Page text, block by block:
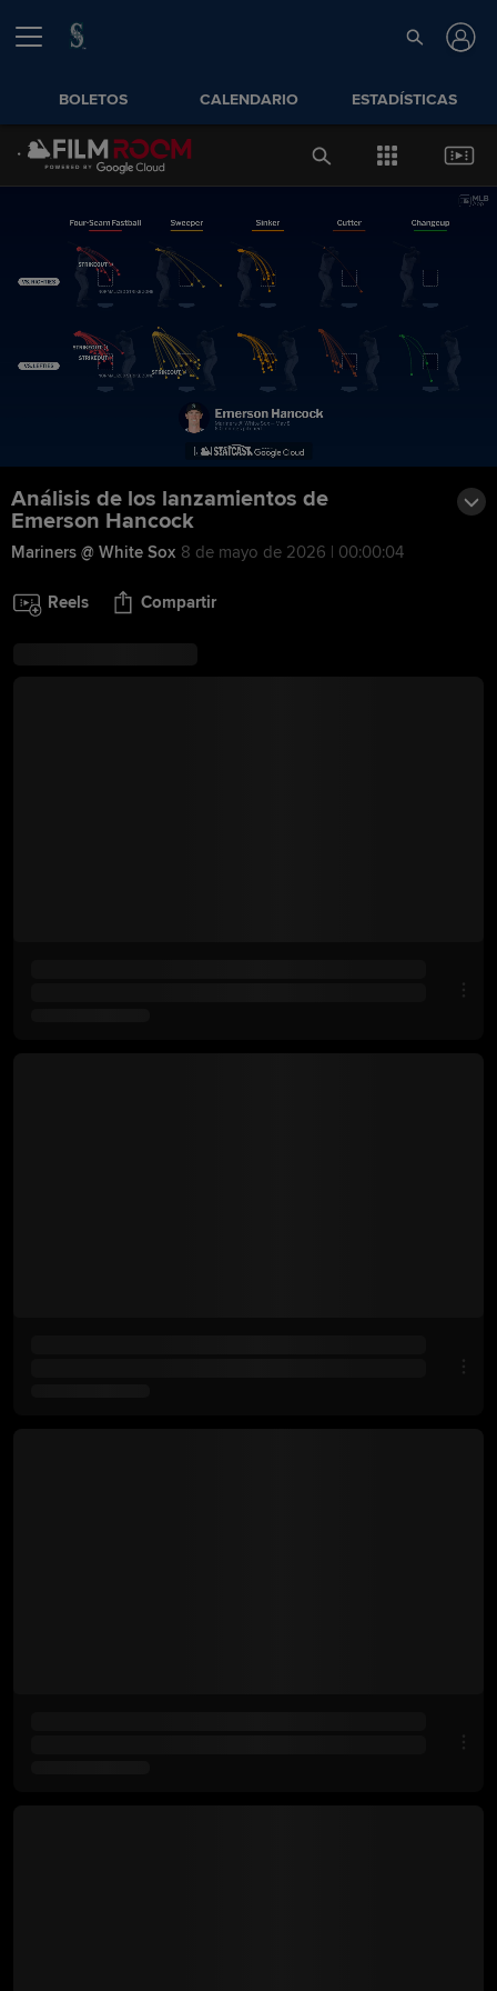
BOLETOS CALENDARIO ESTADÍSTICAS
Análisis de los lanzamientos de
Emerson Hancock
Mariners @ White Sox 8 de mayo de 2026 | 00:00:04
Reels Compartir